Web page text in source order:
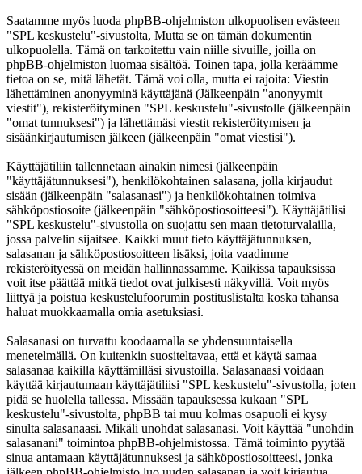
Saatamme myös luoda phpBB-ohjelmiston ulkopuolisen evästeen
"SPL keskustelu"-sivustolta, Mutta se on tämän dokumentin
ulkopuolella. Tämä on tarkoitettu vain niille sivuille, joilla on
phpBB-ohjelmiston luomaa sisältöä. Toinen tapa, jolla keräämme
tietoa on se, mitä lähetät. Tämä voi olla, mutta ei rajoita: Viestin
lähettäminen anonyyminä käyttäjänä (Jälkeenpäin "anonyymit
viestit"), rekisteröityminen "SPL keskustelu"-sivustolle (jälkeenpäin
"omat tunnuksesi") ja lähettämäsi viestit rekisteröitymisen ja
sisäänkirjautumisen jälkeen (jälkeenpäin "omat viestisi").
Käyttäjätiliin tallennetaan ainakin nimesi (jälkeenpäin
"käyttäjätunnuksesi"), henkilökohtainen salasana, jolla kirjaudut
sisään (jälkeenpäin "salasanasi") ja henkilökohtainen toimiva
sähköpostiosoite (jälkeenpäin "sähköpostiosoitteesi"). Käyttäjätilisi
"SPL keskustelu"-sivustolla on suojattu sen maan tietoturvalailla,
jossa palvelin sijaitsee. Kaikki muut tieto käyttäjätunnuksen,
salasanan ja sähköpostiosoitteen lisäksi, joita vaadimme
rekisteröityessä on meidän hallinnassamme. Kaikissa tapauksissa
voit itse päättää mitkä tiedot ovat julkisesti näkyvillä. Voit myös
liittyä ja poistua keskustelufoorumin postituslistalta koska tahansa
haluat muokkaamalla omia asetuksiasi.
Salasanasi on turvattu koodaamalla se yhdensuuntaisella
menetelmällä. On kuitenkin suositeltavaa, että et käytä samaa
salasanaa kaikilla käyttämilläsi sivustoilla. Salasanaasi voidaan
käyttää kirjautumaan käyttäjätiliisi "SPL keskustelu"-sivustolla, joten
pidä se huolella tallessa. Missään tapauksessa kukaan "SPL
keskustelu"-sivustolta, phpBB tai muu kolmas osapuoli ei kysy
sinulta salasanaasi. Mikäli unohdat salasanasi. Voit käyttää "unohdin
salasanani" toimintoa phpBB-ohjelmistossa. Tämä toiminto pyytää
sinua antamaan käyttäjätunnuksesi ja sähköpostiosoitteesi, jonka